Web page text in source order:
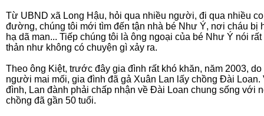
Từ UBND xã Long Hậu, hỏi qua nhiều người, đi qua nhiều
đường, chúng tôi mới tìm đến tận nhà bé Như Ý, nơi cháu bị
hạ dã man... Tiếp chúng tôi là ông ngoại của bé Như Ý nói rất
thản như không có chuyện gì xảy ra.
Theo ông Kiệt, trước đây gia đình rất khó khăn, năm 2003, do
người mai mối, gia đình đã gả Xuân Lan lấy chồng Đài Loan.
đình, Lan đành phải chấp nhận về Đài Loan chung sống với
chồng đã gần 50 tuổi.